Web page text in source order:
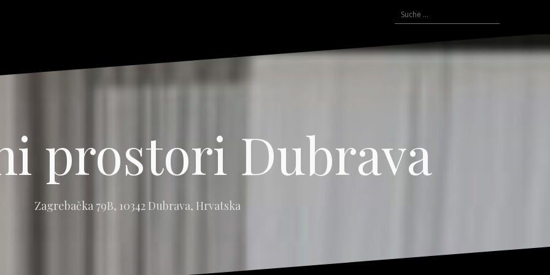
Suche
nach:
prostori Dubrava
Zagrebačka 79B, 10342 Dubrava, Hrvatska